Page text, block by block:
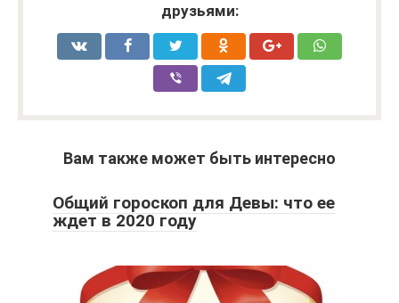
друзьями:
Вам также может быть интересно
Общий гороскоп для Девы: что ее
ждет в 2020 году